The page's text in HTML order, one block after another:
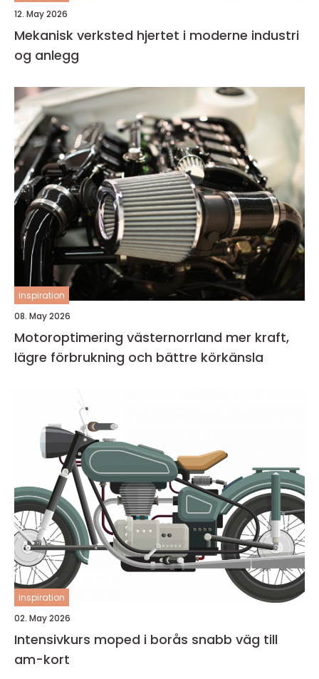
12. May 2026
Mekanisk verksted hjertet i moderne industri
og anlegg
inspiration
08. May 2026
Motoroptimering västernorrland mer kraft,
lägre förbrukning och bättre körkänsla
inspiration
02. May 2026
Intensivkurs moped i borås snabb väg till
am-kort